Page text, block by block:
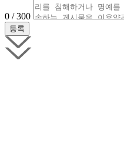
0 / 300